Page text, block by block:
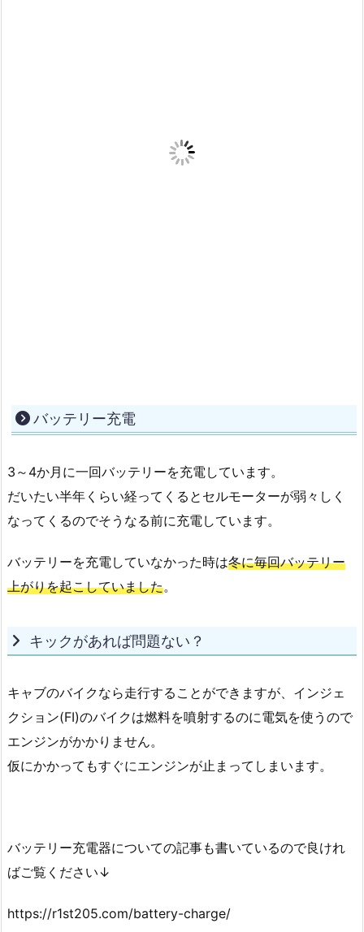
バッテリー充電
3～4か月に一回バッテリーを充電しています。
だいたい半年くらい経ってくるとセルモーターが弱々しく
なってくるのでそうなる前に充電しています。
バッテリーを充電していなかった時は冬に毎回バッテリー
上がりを起こしていました。
キックがあれば問題ない？
キャブのバイクなら走行することができますが、インジェ
クション(FI)のバイクは燃料を噴射するのに電気を使うので
エンジンがかかりません。
仮にかかってもすぐにエンジンが止まってしまいます。
バッテリー充電器についての記事も書いているので良けれ
ばご覧ください↓
https://r1st205.com/battery-charge/